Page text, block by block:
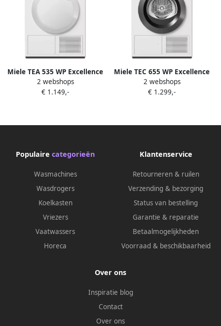
Miele TEA 535 WP Excellence
EcoSpeed
Warmtepompdroger Wit
2 webshops
€ 1.149,-
Miele TEC 655 WP Excellence
EcoSpeed & Wash2Dry
Warmtepompdroger Wit
2 webshops
€ 1.299,-
Populaire categorieën
Wasmachines
Wasdrogers
Koelkasten
Vriezers
Vaatwassers
Horeca
Klantenservice
Retourneren & ruilen
Verzending & bezorging
Status van bestelling
Garantie & reparatie
Betaalmogelijkheden
Voorraad & beschikbaarheid
Over ons
Inspiratie blog
Contact
Over ons